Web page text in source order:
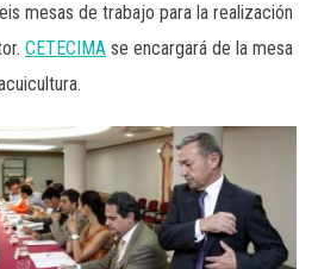
mesas de trabajo para la realización
CETECIMAse encargará de la mesa